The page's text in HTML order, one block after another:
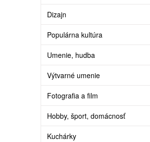
Dizajn
Populárna kultúra
Umenie, hudba
Výtvarné umenie
Fotografia a film
Hobby, šport, domácnosť
Kuchárky